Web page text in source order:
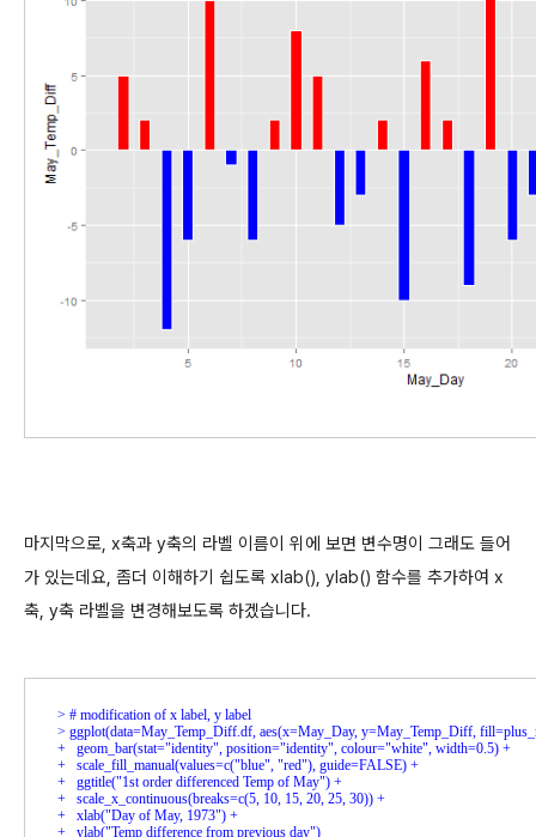
마지막으로, x축과 y축의 라벨 이름이 위에 보면 변수명이 그래도 들어
가 있는데요, 좀더 이해하기 쉽도록 xlab(), ylab() 함수를 추가하여 x
축, y축 라벨을 변경해보도록 하겠습니다.
>
>
+
+
+
+
+
+
  ylab("Temp difference from previous day")